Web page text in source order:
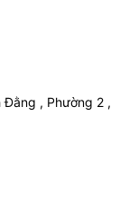
Đằng , Phường 2 ,